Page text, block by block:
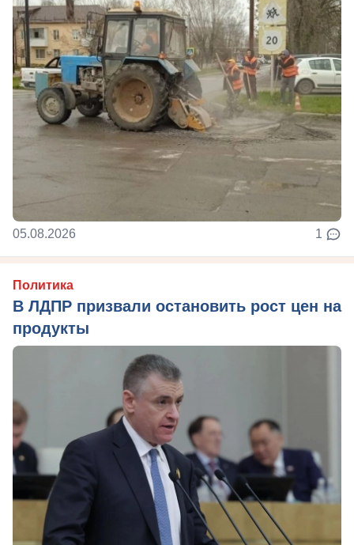
05.08.2026 1
Политика
В ЛДПР призвали остановить рост цен на
продукты